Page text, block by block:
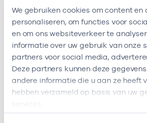
We gebruiken cookies om content en
personaliseren, om functies voor
en om ons websiteverkeer te
informatie over uw gebruik van onze
partners voor social media,
Deze partners kunnen deze
andere informatie die u aan ze heeft
hebben verzameld op basis van uw
Ik ben werkzaam bij de volgende
Naam Zorgaanbod
Viva !
Zorggroep
Locatie
Heemswijk
Ergotherapie, Ergotherapie, direct toegankelijk / 1e lijn
zorgaanbod